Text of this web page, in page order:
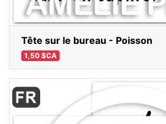
Tête sur le bureau - Poisson
1,50 $CA